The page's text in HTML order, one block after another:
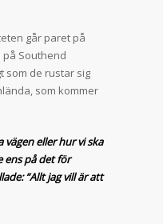
går paret på
Southend
som de rustar sig
som kommer
vägen eller hur vi ska
ens på det för
“Allt jag vill är att